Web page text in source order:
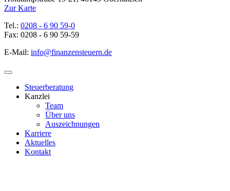
Zur Karte
Tel.: 0208 - 6 90 59-0
Fax: 0208 - 6 90 59-59
E-Mail: info@finanzensteuern.de
Steuerberatung
Kanzlei
Team
Über uns
Auszeichnungen
Karriere
Aktuelles
Kontakt